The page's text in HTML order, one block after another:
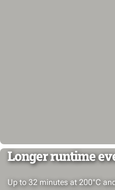
Longer runtime
Up to 32 minutes at 200°C